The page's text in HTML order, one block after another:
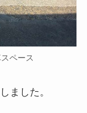
ペース
ました。